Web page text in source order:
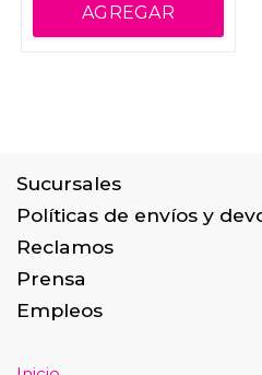
AGREGAR
Sucursales
Políticas de envíos y
Reclamos
Prensa
Empleos